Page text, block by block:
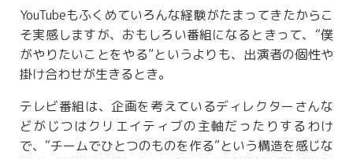
YouTubeもふくめていろんな経験がたまってきたからこ
そ実感しますが、おもしろい番組になるときって、“僕
がやりたいことをやる”というよりも、出演者の個性や
掛け合わせが生きるとき。
テレビ番組は、企画を考えているディレクターさんな
どがじつはクリエイティブの主軸だったりするわけ
で、“チームでひとつのものを作る”という構造を感じな